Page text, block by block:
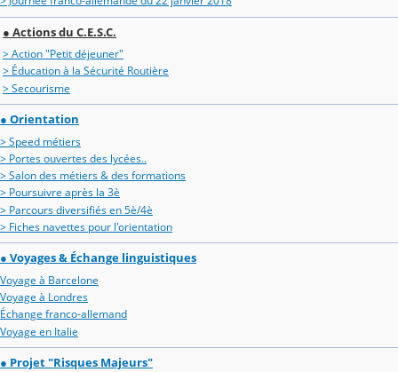
● Actions du C.E.S.C.
> Action "Petit déjeuner"
> Éducation à la Sécurité Routière
> Secourisme
● Orientation
> Speed métiers
> Portes ouvertes des lycées..
> Salon des métiers & des formations
> Poursuivre après la 3è
> Parcours diversifiés en 5è/4è
> Fiches navettes pour l'orientation
● Voyages & Échange linguistiques
Voyage à Barcelone
Voyage à Londres
Échange franco-allemand
Voyage en Italie
● Projet "Risques Majeurs"